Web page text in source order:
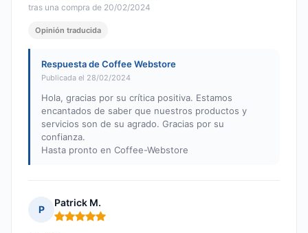
tras una compra de 20/02/2024
Opinión traducida
Respuesta de Coffee Webstore
Publicada el 28/02/2024
Hola, gracias por su crítica positiva. Estamos
encantados de saber que nuestros productos y
servicios son de su agrado. Gracias por su
confianza.
Hasta pronto en Coffee-Webstore
P
Patrick M.
Nota: 5 de 5